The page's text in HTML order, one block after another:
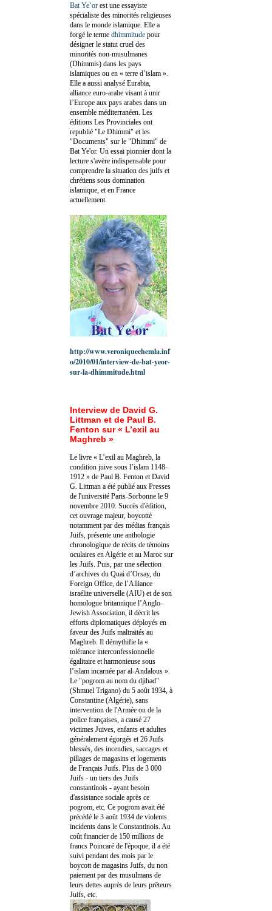
Bat Ye’or est une essayiste
spécialiste des minorités religieuses
dans le monde islamique. Elle a
forgé le terme dhimmitude pour
désigner le statut cruel des
minorités non-musulmanes
(Dhimmis) dans les pays
islamiques ou en « terre d’islam ».
Elle a aussi analysé Eurabia,
alliance euro-arabe visant à unir
l’Europe aux pays arabes dans un
ensemble méditerranéen. Les
éditions Les Provinciales ont
republié "Le Dhimmi" et les
"Documents" sur le "Dhimmi" de
Bat Ye'or. Un essai pionnier dont la
lecture s'avère indispensable pour
comprendre la situation des juifs et
chrétiens sous domination
islamique, et en France
actuellement.
http://www.veroniquechemla.inf
o/2010/01/interview-de-bat-yeor-
sur-la-dhimmitude.html
Interview de David G.
Littman et de Paul B.
Fenton sur « L’exil au
Maghreb »
Le livre « L’exil au Maghreb, la
condition juive sous l’islam 1148-
1912 » de Paul B. Fenton et David
G. Littman a été publié aux Presses
de l'université Paris-Sorbonne le 9
novembre 2010. Succès d'édition,
cet ouvrage majeur, boycotté
notamment par des médias français
Juifs, présente une anthologie
chronologique de récits de témoins
oculaires en Algérie et au Maroc sur
les Juifs. Puis, par une sélection
d’archives du Quai d’Orsay, du
Foreign Office, de l’Alliance
israélite universelle (AIU) et de son
homologue britannique l’Anglo-
Jewish Association, il décrit les
efforts diplomatiques déployés en
faveur des Juifs maltraités au
Maghreb. Il démythifie la «
tolérance interconfessionnelle
égalitaire et harmonieuse sous
l’islam incarnée par al-Andalous ».
Le "pogrom au nom du djihad"
(Shmuel Trigano) du 5 août 1934, à
Constantine (Algérie), sans
intervention de l'Armée ou de la
police françaises, a causé 27
victimes Juives, enfants et adultes
généralement égorgés et 26 Juifs
blessés, des incendies, saccages et
pillages de magasins et logements
de Français Juifs. Plus de 3 000
Juifs - un tiers des Juifs
constantinois - ayant besoin
d'assistance sociale après ce
pogrom, etc. Ce pogrom avait été
précédé le 3 août 1934 de violents
incidents dans le Constantinois. Au
coût financier de 150 millions de
francs Poincaré de l'époque, il a été
suivi pendant des mois par le
boycott de magasins Juifs, du non
paiement par des musulmans de
leurs dettes auprès de leurs prêteurs
Juifs, etc.